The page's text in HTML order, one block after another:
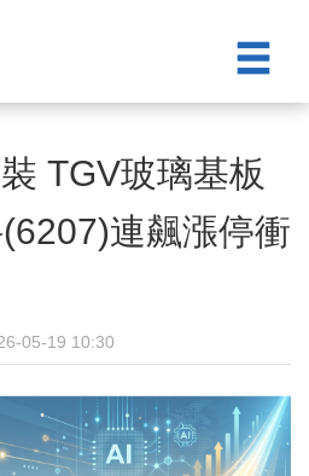
TGV玻璃基板
連飆漲停衝
05-19 10:30